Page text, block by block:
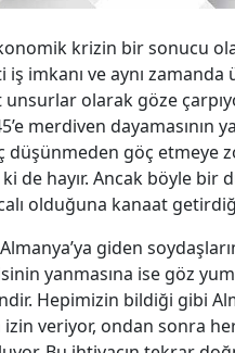
krizin bir sonucu
iş imkanı ve aynı
unsurlar olarak göze
merdiven dayamasının
düşünmeden göç etmeye
ki de hayır. Ancak böyle
olduğuna kanaat
giden
yanmasına ise göz
Hepimizin bildiği gibi
izin veriyor, ondan sonra